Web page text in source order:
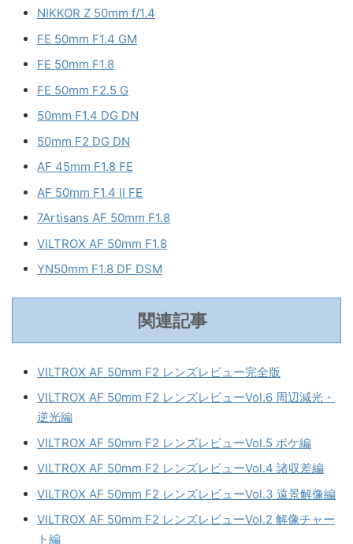
NIKKOR Z 50mm f/1.4
FE 50mm F1.4 GM
FE 50mm F1.8
FE 50mm F2.5 G
50mm F1.4 DG DN
50mm F2 DG DN
AF 45mm F1.8 FE
AF 50mm F1.4 II FE
7Artisans AF 50mm F1.8
VILTROX AF 50mm F1.8
YN50mm F1.8 DF DSM
関連記事
VILTROX AF 50mm F2 レンズレビュー完全版
VILTROX AF 50mm F2 レンズレビューVol.6 周辺減光・
逆光編
VILTROX AF 50mm F2 レンズレビューVol.5 ボケ編
VILTROX AF 50mm F2 レンズレビューVol.4 諸収差編
VILTROX AF 50mm F2 レンズレビューVol.3 遠景解像編
VILTROX AF 50mm F2 レンズレビューVol.2 解像チャー
ト編